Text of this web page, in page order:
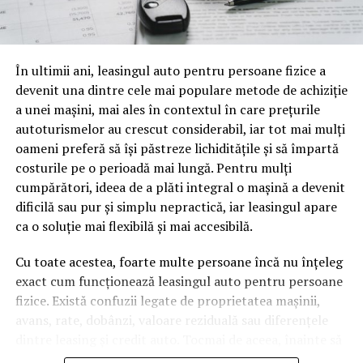
o mină de informație, plină de întrebări pe care și le pun
oamenii cu adevărat. Dacă transcrierea ajunge pe o
cuvinte tematice, scrise exact în limbajul în care se
caută.
Apoi vine partea de comportament. O pagină pe care
vizitatorii stau zece, cincisprezece minute ca să
urmărească replay-ul trimite un semnal greu de ignorat.
Google nu îți măsoară direct satisfacția, însă timpul
petrecut, scrollul și revenirile spun ceva despre cât de
util e materialul.
Și mai e ceva ce se uită ușor. Un webinar reușit atrage
linkuri aproape de la sine. Cineva îl menționează într-un
newsletter, altcineva îl citează într-un articol, un
partener îl trimite în comunitatea lui. Fiecare astfel de
tău, iar autoritatea e moneda forte în SEO.
În ultimii ani, leasingul auto pentru persoane fizice a
devenit una dintre cele mai populare metode de achiziție
a unei mașini, mai ales în contextul în care prețurile
autoturismelor au crescut considerabil, iar tot mai mulți
oameni preferă să își păstreze lichiditățile și să împartă
costurile pe o perioadă mai lungă. Pentru mulți
cumpărători, ideea de a plăti integral o mașină a devenit
dificilă sau pur și simplu nepractică, iar leasingul apare
ca o soluție mai flexibilă și mai accesibilă.
Cu toate acestea, foarte multe persoane încă nu înțeleg
exact cum funcționează leasingul auto pentru persoane
fizice. Există confuzii legate de proprietatea mașinii,
avans, rate, dobânzi, valoare reziduală sau diferențele
semnezi orice contract, este important să înțelegi clar